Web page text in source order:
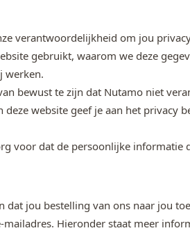
verantwoordelijkheid om jou
gebruikt, waarom we deze
werken.
bewust te zijn dat Nutamo niet
website geef je aan het privacy
voor dat de persoonlijke informatie
dat jou bestelling van ons naar jou
Hieronder staat meer